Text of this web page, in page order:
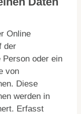
Online
der
Person oder ein
von
Diese
werden in
Erfasst